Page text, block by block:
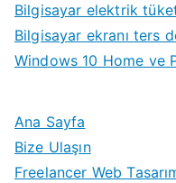
Bilgisayar elektrik
Bilgisayar ekranı ters
Windows 10 Home ve
Ana Sayfa
Bize Ulaşın
Freelancer Web